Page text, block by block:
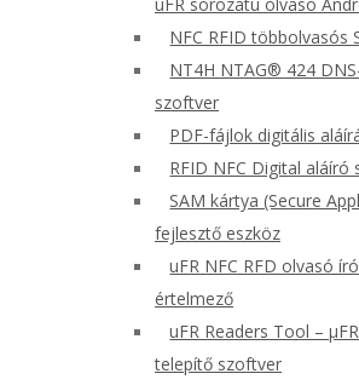
NFC RFID többolvasós
NT4H NTAG® 424
szoftver
PDF-fájlok digitális
RFID NFC Digital aláíró
SAM kártya (Secure
fejlesztő eszköz
uFR NFC RFD olvasó
értelmező
uFR Readers Tool –
telepítő szoftver